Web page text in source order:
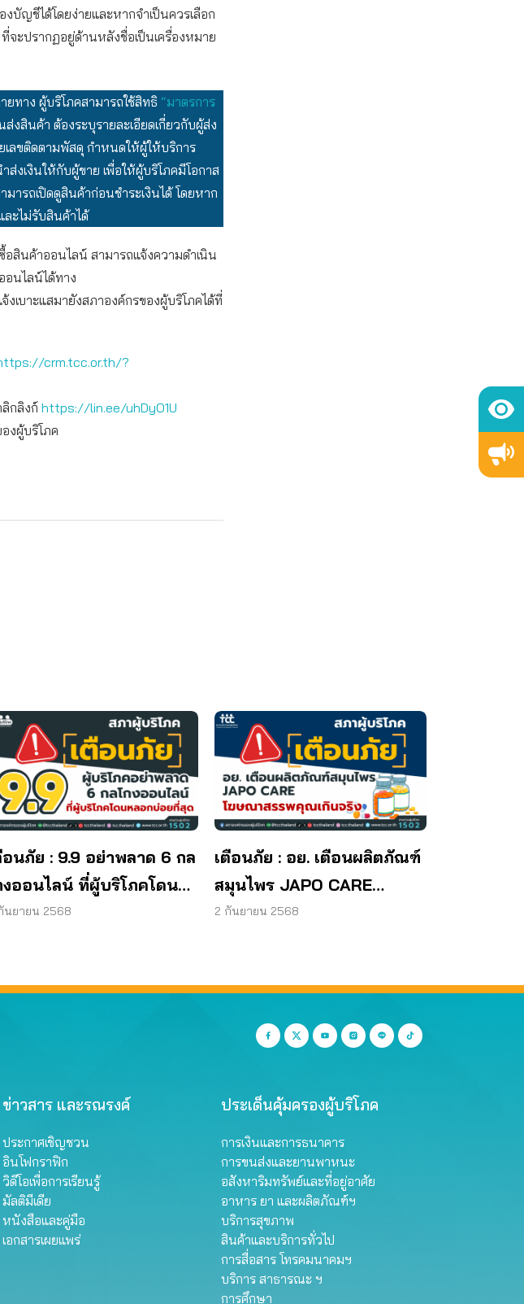
บัญชีได้โดยง่ายและหากจำเป็นควรเลือก
ะปรากฏอยู่ด้านหลังชื่อเป็นเครื่องหมาย
ยทาง ผู้บริโภคสามารถใช้สิทธิ “มาตรการ
งสินค้า ต้องระบุรายละเอียดเกี่ยวกับผู้ส่ง
ลขติดตามพัสดุ กำหนดให้ผู้ให้บริการ
งเงินให้กับผู้ขาย เพื่อให้ผู้บริโภคมีโอกาส
ารถเปิดดูสินค้าก่อนชำระเงินได้ โดยหาก
ะไม่รับสินค้าได้
สินค้าออนไลน์ สามารถแจ้งความดำเนิน
นไลน์ได้ทาง
งเบาะแสมายังสภาองค์กรของผู้บริโภคได้ที่
crm.tcc.or.th/?
กลิงก์ https://lin.ee/uhDyO1U
งผู้บริโภค
อนภัย : 9.9 อย่าพลาด 6 กล
งออนไลน์ ที่ผู้บริโภคโดน
อกบ่อยที่สุด
นยายน 2568
เตือนภัย : อย. เตือนผลิตภัณฑ์
สมุนไพร JAPO CARE
โฆษณาสรรพคุณเกินจริง
2 กันยายน 2568
ข่าวสาร และรณรงค์
ประกาศเชิญชวน
อินโฟกราฟิก
วิดีโอเพื่อการเรียนรู้
มัลติมีเดีย
หนังสือและคู่มือ
เอกสารเผยแพร่
ประเด็นคุ้มครองผู้บริโภค
การเงินและการธนาคาร
การขนส่งและยานพาหนะ
อสังหาริมทรัพย์และที่อยู่อาศัย
อาหาร ยา และผลิตภัณฑ์ฯ
บริการสุขภาพ
สินค้าและบริการทั่วไป
การสื่อสาร โทรคมนาคมฯ
บริการ สาธารณะ ฯ
การศึกษา